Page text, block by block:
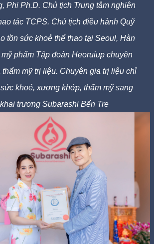
Phi Ph.D. Chủ tịch Trung tâm nghiên
tác TCPS. Chủ tịch điều hành Quỹ
tồn sức khoẻ thể thao tại Seoul, Hàn
phẩm Tập đoàn Heoruiup chuyên
mỹ trị liệu. Chuyên gia trị liệu chỉ
khoẻ, xương khớp, thẩm mỹ sang
trương Subarashi Bến Tre